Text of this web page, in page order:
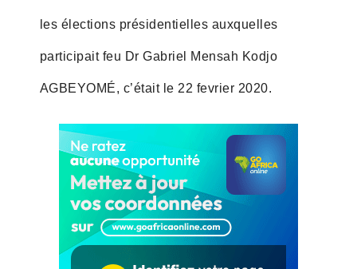
les élections présidentielles auxquelles
participait feu Dr Gabriel Mensah Kodjo
AGBEYOMÉ, c’était le 22 fevrier 2020.